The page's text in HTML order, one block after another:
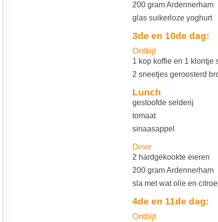
200 gram Ardennerham
glas suikerloze yoghurt
3de en 10de dag:
Ontbijt
1 kop koffie en 1 klontje
2 sneetjes geroosterd
Lunch
gestoofde selderij
tomaat
sinaasappel
Diner
2 hardgekookte eieren
200 gram Ardennerham
sla met wat olie en
4de en 11de dag:
Ontbijt